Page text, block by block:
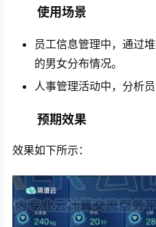
使用场景
员工信息管理中，通过
的男女分布情况。
人事管理活动中，分析
预期效果
效果如下所示：